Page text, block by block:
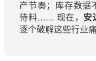
产节奏；库存数据
待料…… 现在， 安
逐个破解这些行业痛